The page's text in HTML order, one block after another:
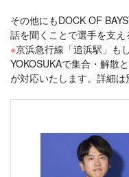
その他にもDOCK OF
話を聞くことで選手を支え
※京浜急行線「追浜駅」も
YOKOSUKAで集合・解散
が対応いたします。詳細は